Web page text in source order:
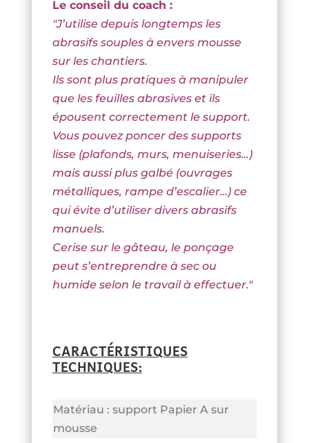
Le conseil du coach :
"J’utilise depuis longtemps les
abrasifs souples à envers mousse
sur les chantiers.
Ils sont plus pratiques à manipuler
que les feuilles abrasives et ils
épousent correctement le support.
Vous pouvez poncer des supports
lisse (plafonds, murs, menuiseries…)
mais aussi plus galbé (ouvrages
métalliques, rampe d’escalier…) ce
qui évite d’utiliser divers abrasifs
manuels.
Cerise sur le gâteau, le ponçage
peut s’entreprendre à sec ou
humide selon le travail à effectuer."
CARACTÉRISTIQUES
TECHNIQUES:
Matériau : support Papier A sur
mousse